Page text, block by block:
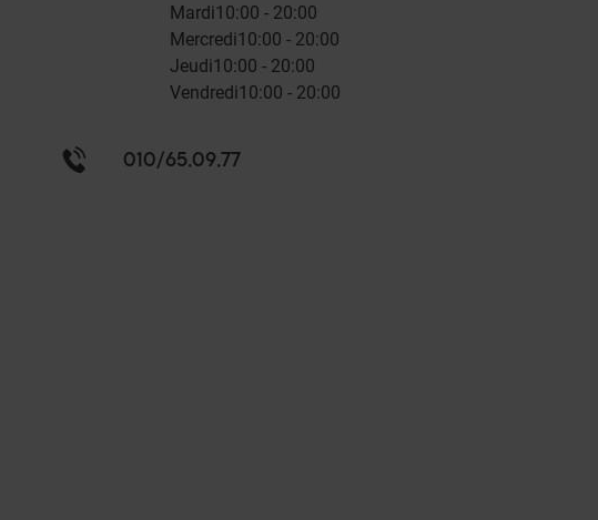
Mardi10:00 - 20:00
Mercredi10:00 - 20:00
Jeudi10:00 - 20:00
Vendredi10:00 - 20:00
010/65.09.77